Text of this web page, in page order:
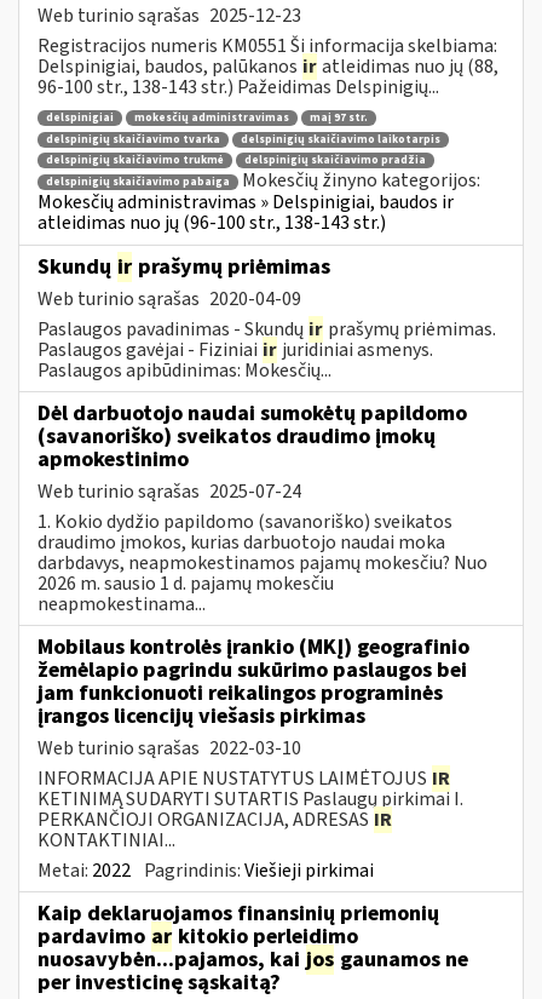
Web turinio sąrašas 2025-12-23
Registracijos numeris KM0551 Ši informacija skelbiama:
Delspinigiai, baudos, palūkanos iratleidimas nuo jų (88,
96-100 str., 138-143 str.) Pažeidimas Delspinigių...
delspinigiai mokesčių administravimas
maį 97 str.
delspinigių skaičiavimo tvarka
delspinigių skaičiavimo laikotarpis
delspinigių skaičiavimo trukmė
delspinigių skaičiavimo pradžia
delspinigių skaičiavimo pabaiga
Mokesčių žinyno kategorijos:
Mokesčių administravimas » Delspinigiai, baudos ir
atleidimas nuo jų (96-100 str., 138-143 str.)
Skundų ir prašymų priėmimas
Web turinio sąrašas 2020-04-09
Paslaugos pavadinimas - Skundų ir prašymų priėmimas.
Paslaugos gavėjai - Fiziniai ir juridiniai asmenys.
Paslaugos apibūdinimas: Mokesčių...
Dėl darbuotojo naudai sumokėtų papildomo
(savanoriško) sveikatos draudimo įmokų
apmokestinimo
Web turinio sąrašas 2025-07-24
1. Kokio dydžio papildomo (savanoriško) sveikatos
draudimo įmokos, kurias darbuotojo naudai moka
darbdavys, neapmokestinamos pajamų mokesčiu? Nuo
2026 m. sausio 1 d. pajamų mokesčiu
neapmokestinama...
Mobilaus kontrolės įrankio (MKĮ) geografinio
žemėlapio pagrindu sukūrimo paslaugos bei
jam funkcionuoti reikalingos programinės
įrangos licencijų viešasis pirkimas
Web turinio sąrašas 2022-03-10
INFORMACIJA APIE NUSTATYTUS LAIMĖTOJUS IR
KETINIMĄ SUDARYTI SUTARTIS Paslaugų pirkimai I.
PERKANČIOJI ORGANIZACIJA, ADRESAS IR
KONTAKTINIAI...
Metai: 2022 Pagrindinis:Viešieji pirkimai
Kaip deklaruojamos finansinių priemonių
pardavimo ar kitokio perleidimo
nuosavybėn...pajamos, kai jos gaunamos ne
per investicinę sąskaitą?